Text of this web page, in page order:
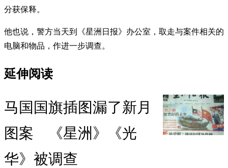
分获保释。
他也说，警方当天到《星洲日报》办公室，取走与案件相关的
电脑和物品，作进一步调查。
延伸阅读
马国国旗插图漏了新月
图案 《星洲》《光
华》被调查